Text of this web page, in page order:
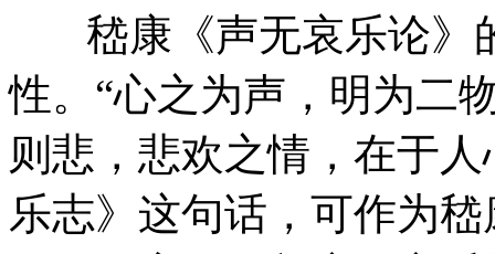
嵇康《声无哀乐论》
性。“心之为声，明为二
则悲，悲欢之情，在于
乐志》这句话，可作为